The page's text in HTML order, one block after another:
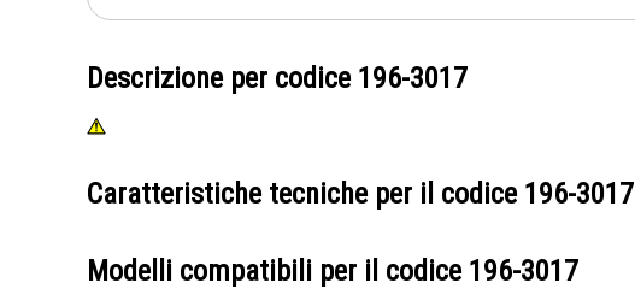
Descrizione per codice 196-3017
Caratteristiche tecniche per il codice 196-3017
Modelli compatibili per il codice 196-3017